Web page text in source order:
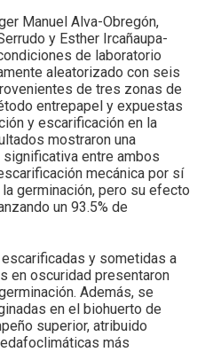
Manuel Alva-Obregón,
y Esther Ircañaupa-
de laboratorio
aleatorizado con seis
de tres zonas de
entrepapel y expuestas
y escarificación en la
mostraron una
entre ambos
mecánica por sí
germinación, pero su efecto
un 93.5% de
y sometidas a
en oscuridad presentaron
Además, se
en el biohuerto de
superior, atribuido
más